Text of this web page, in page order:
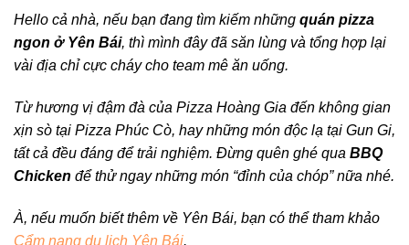
Hello cả nhà, nếu bạn đang tìm kiếm những quán pizza
ngon ở Yên Bái, thì mình đây đã săn lùng và tổng hợp lại
vài địa chỉ cực cháy cho team mê ăn uống.
Từ hương vị đậm đà của Pizza Hoàng Gia đến không gian
xịn sò tại Pizza Phúc Cò, hay những món độc lạ tại Gun Gi,
tất cả đều đáng để trải nghiệm. Đừng quên ghé qua BBQ
Chicken để thử ngay những món “đỉnh của chóp” nữa nhé.
À, nếu muốn biết thêm về Yên Bái, bạn có thể tham khảo
Cẩm nang du lịch Yên Bái.